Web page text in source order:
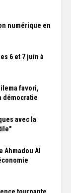
numérique en
6 et 7 juin à
favori,
démocratie
avec la
Ahmadou Al